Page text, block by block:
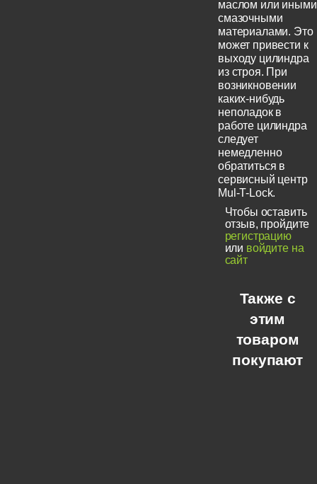
маслом или иными
смазочными
материалами. Это
может привести к
выходу цилиндра
из строя. При
возникновении
каких-нибудь
неполадок в
работе цилиндра
следует
немедленно
обратиться в
сервисный центр
Mul-T-Lock.
Чтобы оставить
отзыв, пройдите
регистрацию
или войдите на
сайт
Также с
этим
товаром
покупают